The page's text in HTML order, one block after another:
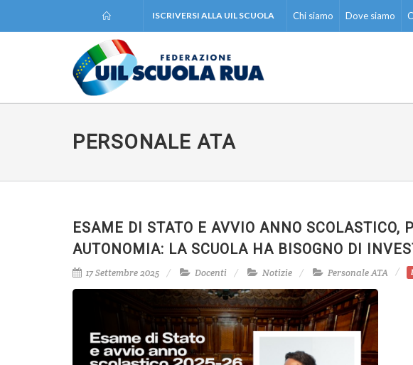
ISCRIVERSI ALLA UIL SCUOLA Chi siamo Dove siamo
PERSONALE ATA
ESAME DI STATO E AVVIO ANNO SCOLASTICO,
AUTONOMIA: LA SCUOLA HA BISOGNO DI
17 Settembre 2025 Docenti Notizie Personale ATA